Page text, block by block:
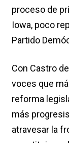
proceso de
Iowa, poco
Partido
Con Castro
voces que
reforma
más
atravesar la